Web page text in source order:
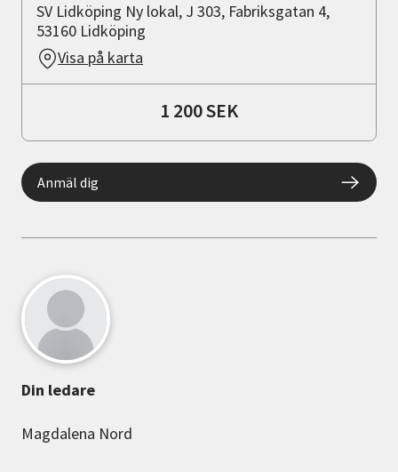
SV Lidköping Ny lokal, J 303, Fabriksgatan 4,
53160 Lidköping
Visa på karta
1 200 SEK
Anmäl dig
Din ledare
Magdalena Nord